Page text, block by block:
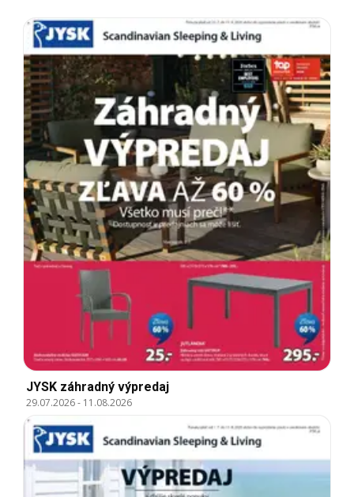
JYSK záhradný výpredaj
29.07.2026- 11.08.2026